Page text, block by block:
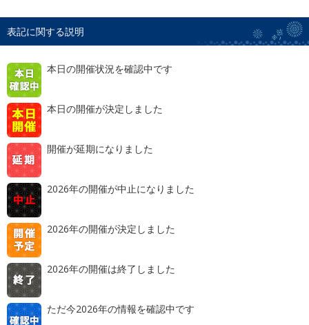
表記に関する説明
本日の開催状況を確認中です
本日の開催が決定しました
開催が延期になりました
2026年の開催が中止になりました
2026年の開催が決定しました
2026年の開催は終了しました
ただ今2026年の情報を確認中です